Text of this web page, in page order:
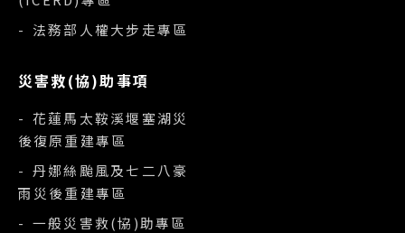
- 法務部人權大步走專區
災害救(協)助事項
- 花蓮馬太鞍溪堰塞湖災
後復原重建專區
- 丹娜絲颱風及七二八豪
雨災後重建專區
- 一般災害救(協)助專區